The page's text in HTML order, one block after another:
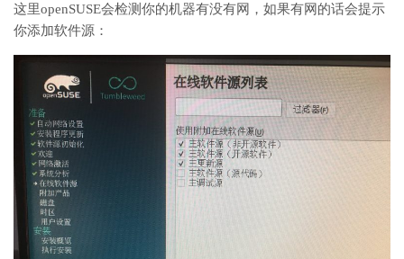
这里openSUSE会检测你的机器有没有网，如果有网的话会提示
你添加软件源：